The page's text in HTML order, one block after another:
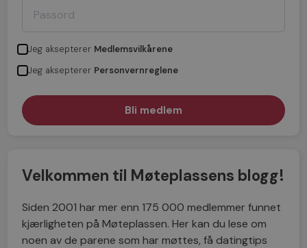
Jeg aksepterer Medlemsvilkårene
Jeg aksepterer Personvernreglene
Velkommen til Møteplassens blogg!
Siden 2001 har mer enn 175 000 medlemmer funnet
kjærligheten på Møteplassen. Her kan du lese om
noen av de parene som har møttes, få datingtips